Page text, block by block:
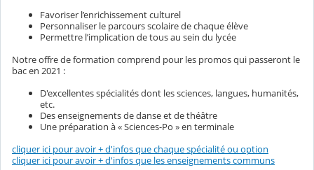
Favoriser l’enrichissement culturel
Personnaliser le parcours scolaire de chaque élève
Permettre l’implication de tous au sein du lycée
Notre offre de formation comprend pour les promos qui passeront le
bac en 2021 :
D'excellentes spécialités dont les sciences, langues, humanités,
etc.
Des enseignements de danse et de théâtre
Une préparation à « Sciences-Po » en terminale
cliquer ici pour avoir + d'infos que chaque spécialité ou option
cliquer ici pour avoir + d'infos que les enseignements communs